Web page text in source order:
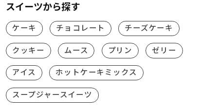
スイーツから探す
ケーキ チョコレート チーズケーキ
クッキー ムース プリン ゼリー
アイス ホットケーキミックス
スープジャースイーツ